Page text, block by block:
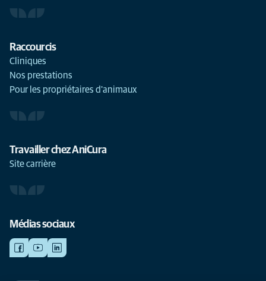
Raccourcis
Cliniques
Nos prestations
Pour les propriétaires d'animaux
Travailler chez AniCura
Site carrière
Médias sociaux